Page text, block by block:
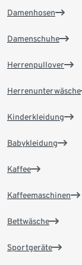
Damenhosen
Damenschuhe
Herrenpullover
Herrenunterwäsche
Kinderkleidung
Babykleidung
Kaffee
Kaffeemaschinen
Bettwäsche
Sportgeräte